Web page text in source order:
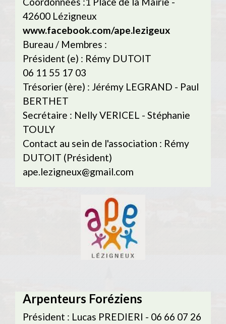
42600 Lézigneux
www.facebook.com/ape.lezigeux
Bureau / Membres :
Président (e) : Rémy DUTOIT
06 11 55 17 03
Trésorier (ère) : Jérémy LEGRAND - Paul
BERTHET
Secrétaire : Nelly VERICEL - Stéphanie
TOULY
Contact au sein de l'association : Rémy
DUTOIT (Président)
ape.lezigneux@gmail.com
Arpenteurs Foréziens
Président : Lucas PREDIERI - 06 66 07 26